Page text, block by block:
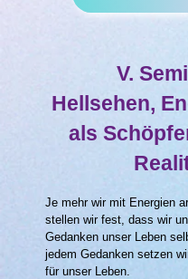
V.
Hellsehen,
als
Je mehr wir mit Energien
stellen wir fest, dass wir
Gedanken unser Leben
jedem Gedanken setzen
für unser Leben.